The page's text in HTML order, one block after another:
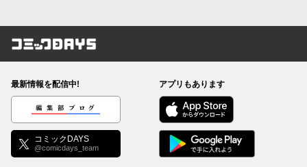
コミックDAYS
最新情報を配信中!
編集部ブログ
コミックDAYS
@comicdays_team
アプリもあります